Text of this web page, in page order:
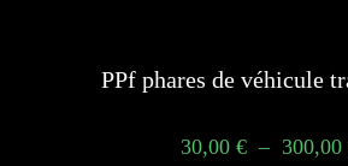
PPf phares de véhicule
30,00 € – 300,00